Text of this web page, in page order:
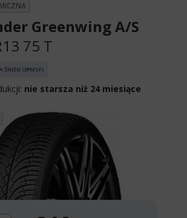
Greenwing A/S
75 T
ŚNIEG (3PMSF)
nie starsza niż 24 miesiące